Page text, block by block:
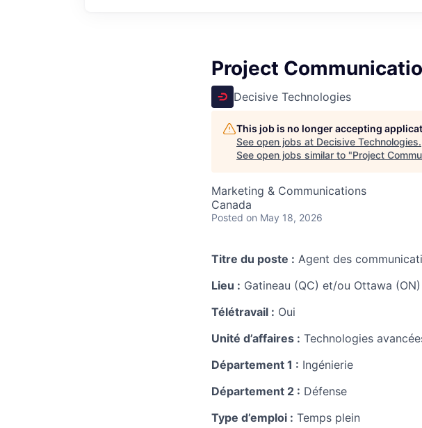
Project
Decisive Technologies
This job is no longer accepting
See open jobs at Decisive Technologies.
See open jobs similar to "Project
Marketing & Communications
Canada
Posted on May 18, 2026
Titre du poste : Agent des
Lieu : Gatineau (QC) et/ou Ottawa (ON)
Télétravail : Oui
Unité d’affaires : Technologies
Département 1 : Ingénierie
Département 2 : Défense
Type d’emploi : Temps plein